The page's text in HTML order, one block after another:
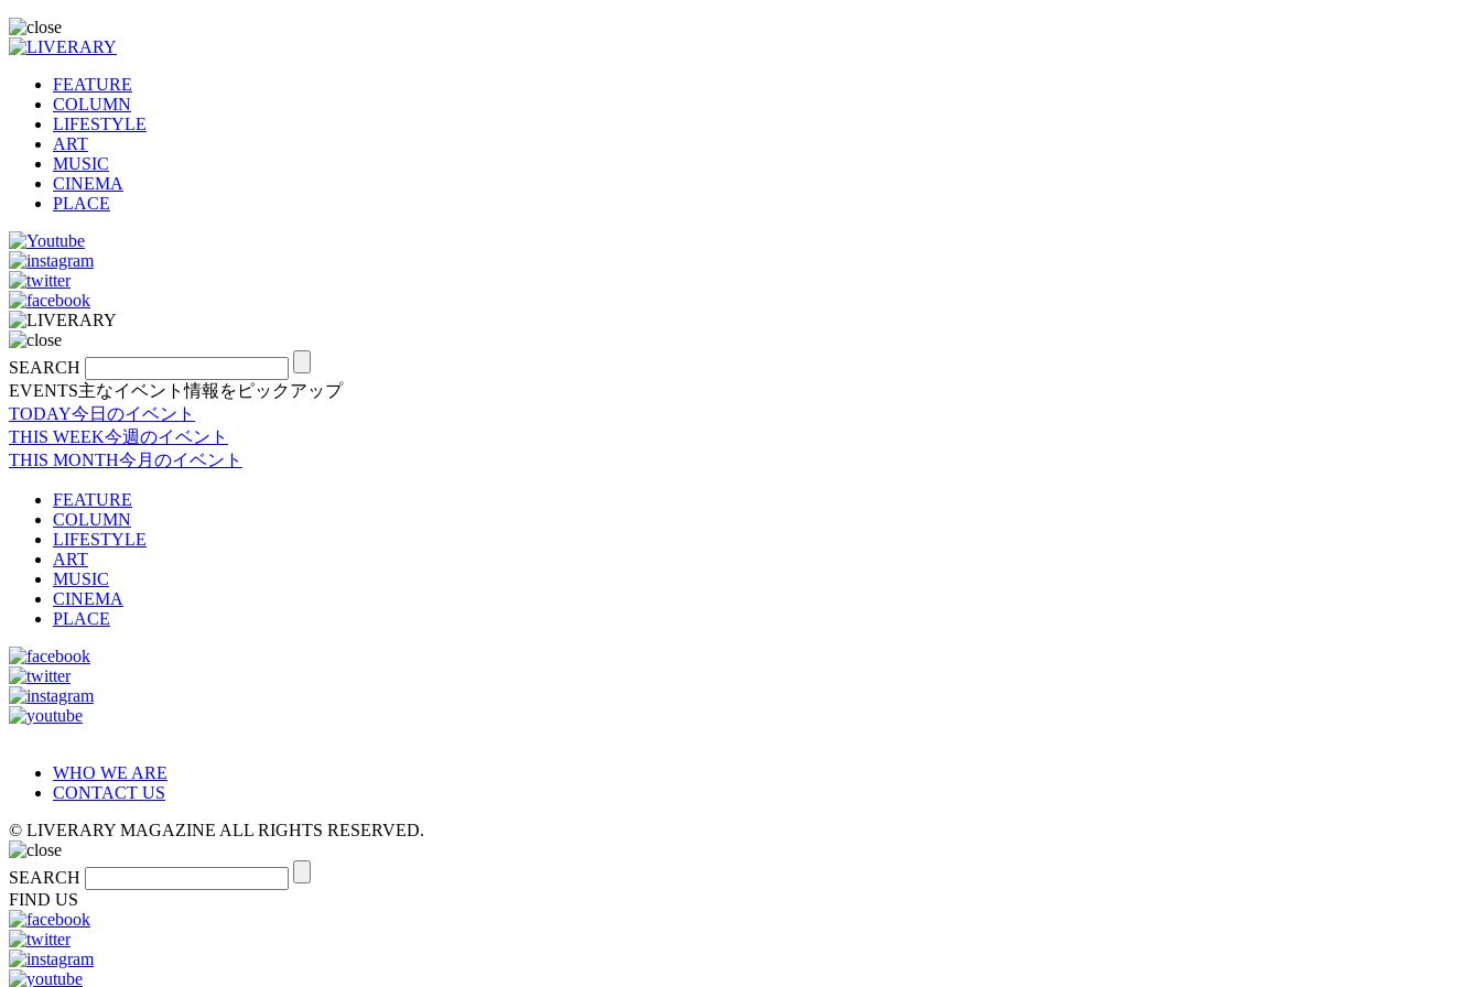
FEATURE
COLUMN
LIFESTYLE
ART
MUSIC
CINEMA
PLACE
SEARCH
EVENTS主なイベント情報をピックアップ
TODAY今日のイベント
THIS WEEK今週のイベント
THIS MONTH今月のイベント
FEATURE
COLUMN
LIFESTYLE
ART
MUSIC
CINEMA
PLACE
WHO WE ARE
CONTACT US
© LIVERARY MAGAZINE ALL RIGHTS RESERVED.
SEARCH
FIND US